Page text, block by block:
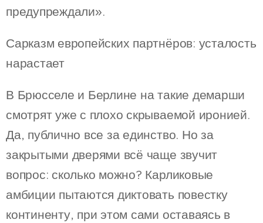
предупреждали».
Сарказм европейских партнёров: усталость
нарастает
В Брюсселе и Берлине на такие демарши
смотрят уже с плохо скрываемой иронией.
Да, публично все за единство. Но за
закрытыми дверями всё чаще звучит
вопрос: сколько можно? Карликовые
амбиции пытаются диктовать повестку
континенту, при этом сами оставаясь в